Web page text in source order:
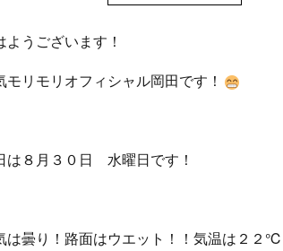
ようございます！
モリモリオフィシャル岡田です！
は８月３０日 水曜日です！
は曇り！路面はウエット！！気温は２２